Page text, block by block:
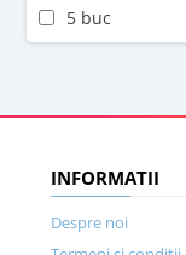
5 buc
INFORMATII
Despre noi